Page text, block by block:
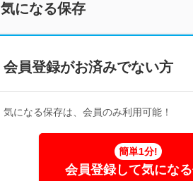
気になる保存
会員登録がお済みでない方
気になる保存は、会員のみ利用可能！
簡単1分!
会員登録して気にな